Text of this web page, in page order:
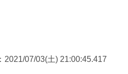
：2021/07/03(土) 21:00:45.417